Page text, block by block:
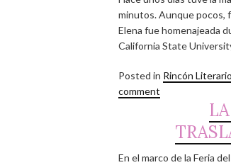
minutos. Aunque pocos,
Elena fue homenajeada
California State
Posted in Rincón Literario
comment
En el marco de la Feria